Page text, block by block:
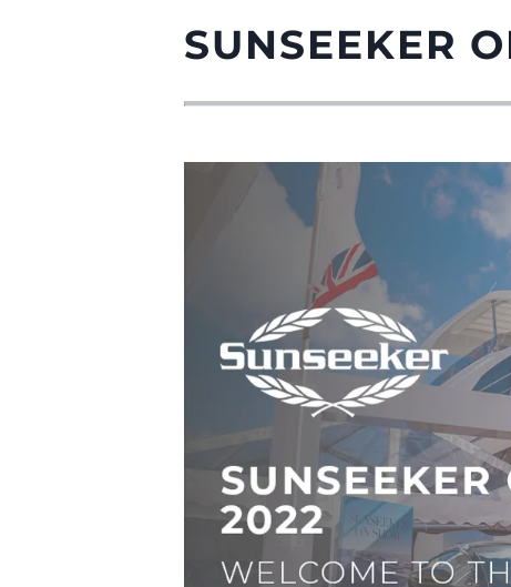
SUNSEEKER